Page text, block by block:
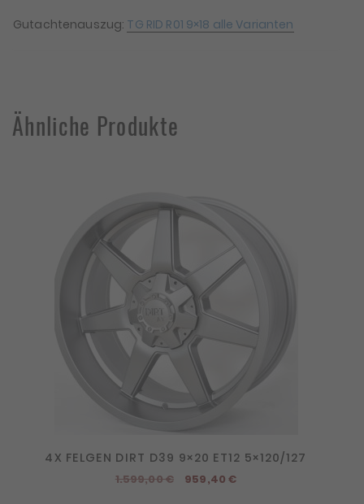
Gutachtenauszug: TG RID R01 9×18 alle Varianten
Ähnliche Produkte
4X FELGEN DIRT D39 9×20 ET12 5×120/127
1.599,00€
Ursprünglicher
959,40€Aktueller